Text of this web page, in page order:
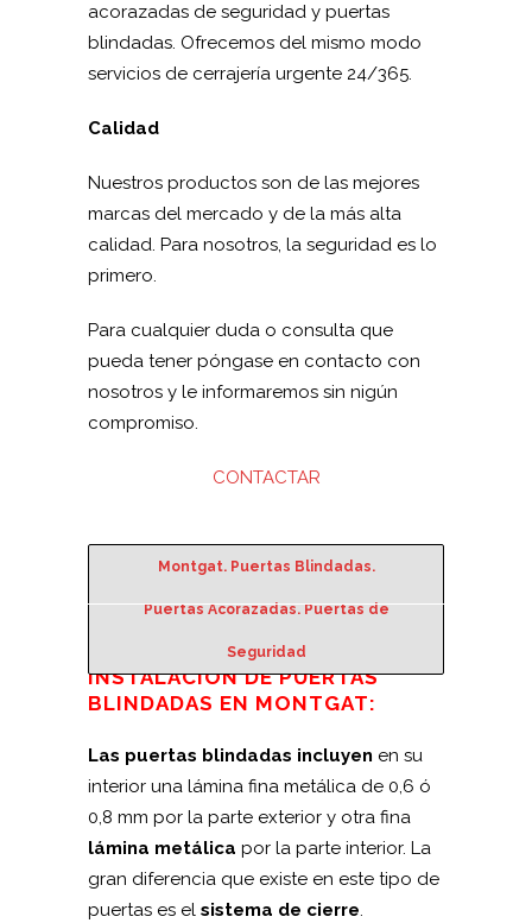
acorazadas de seguridad y puertas
blindadas. Ofrecemos del mismo modo
servicios de cerrajería urgente 24/365.
Calidad
Nuestros productos son de las mejores
marcas del mercado y de la más alta
calidad. Para nosotros, la seguridad es lo
primero.
Para cualquier duda o consulta que
pueda tener póngase en contacto con
nosotros y le informaremos sin nigún
compromiso.
CONTACTAR
Montgat. Puertas Blindadas.
Puertas Acorazadas. Puertas de
Seguridad
INSTALACIÓN DE PUERTAS
BLINDADAS EN MONTGAT:
Las puertas blindadas incluyen en su
interior una lámina fina metálica de 0,6 ó
0,8 mm por la parte exterior y otra fina
lámina metálica por la parte interior. La
gran diferencia que existe en este tipo de
puertas es el sistema de cierre.